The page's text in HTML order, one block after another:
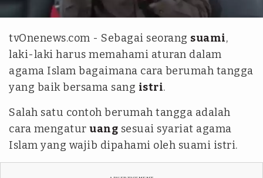
Tangkapan Layar/YouTube Syafiq Riza Basalamah
tvOnenews.com - Sebagai seorang suami,
laki-laki harus memahami aturan dalam
agama Islam bagaimana cara berumah tangga
yang baik bersama sang istri.
Salah satu contoh berumah tangga adalah
cara mengatur uang sesuai syariat agama
Islam yang wajib dipahami oleh suami istri.